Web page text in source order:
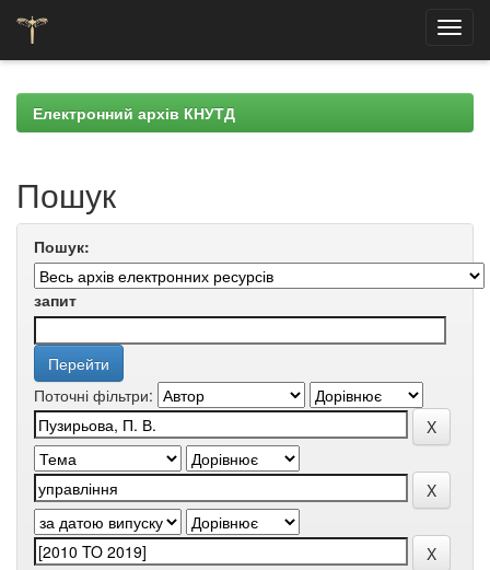
navigationЕлектронний архів КНУТД
Пошук
Пошук:
запит
Поточні фільтри: